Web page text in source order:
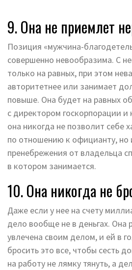
9. Она не приемлет
Позиция «мужчина-
совершенно невообразима. С
только на равных, при этом
авторитетнее или занимает
повыше. Она будет на равных
с директором госкорпорации и
она никогда не позволит себе
по отношению к официанту, но
пренебрежения от владельца
в котором занимается.
10. Она никогда не
Даже если у нее на счету
дело вообще не в деньгах. Она
увлечена своим делом, и ей в
бросить это все, чтобы сесть
на работу не лямку тянуть, а